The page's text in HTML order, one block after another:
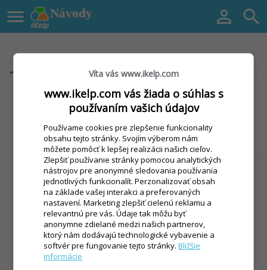
Návody
  
Facebook
alebo
Email
Heslo
Víta vás www.ikelp.com
www.ikelp.com vás žiada o súhlas s
používaním vašich údajov
Používame cookies pre zlepšenie funkcionality
obsahu tejto stránky. Svojím výberom nám
môžete pomôcť k lepšej realizácii našich cieľov.
Zlepšiť používanie stránky pomocou analytických
nástrojov pre anonymné sledovania používania
jednotlivých funkcionalít. Perzonalizovať obsah
na základe vašej interakci a preferovaných
nastavení. Marketing zlepšiť cielenú reklamu a
relevantnú pre vás. Údaje tak môžu byť
anonymne zdielané medzi našich partnerov,
ktorý nám dodávajú technologické vybavenie a
softvér pre fungovanie tejto stránky.Bližšie
informácie